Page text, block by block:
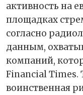
активность на
площадках
согласно
данным,
компаний,
Financial Times.
воинственная